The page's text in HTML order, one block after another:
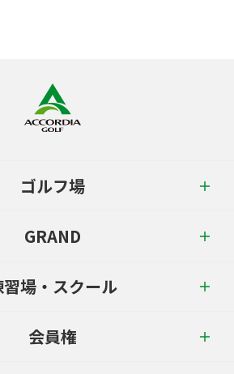
ゴルフ場
GRAND
場・スクール
会員権